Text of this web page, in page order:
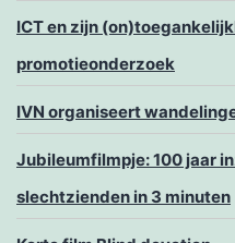
ICT en zijn
promotieonderzoek
IVN organiseert
Jubileumfilmpje: 100 jaar
slechtzienden in 3 minuten